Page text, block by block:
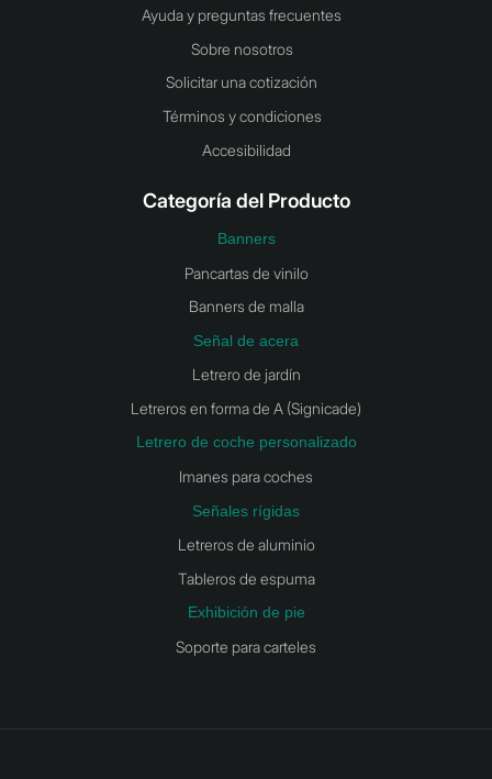
Ayuda y preguntas frecuentes
Sobre nosotros
Solicitar una cotización
Términos y condiciones
Accesibilidad
Categoría del Producto
Banners
Pancartas de vinilo
Banners de malla
Señal de acera
Letrero de jardín
Letreros en forma de A (Signicade)
Letrero de coche personalizado
Imanes para coches
Señales rígidas
Letreros de aluminio
Tableros de espuma
Exhibición de pie
Soporte para carteles